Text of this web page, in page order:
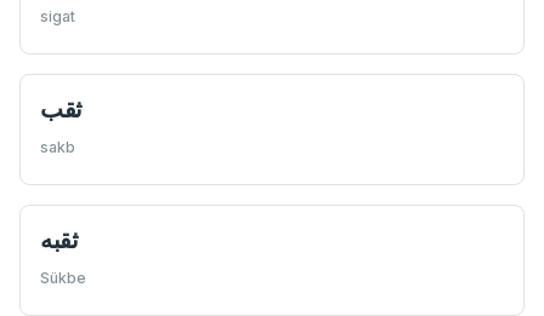
sigat
ثقب
sakb
ثقبه
Sükbe